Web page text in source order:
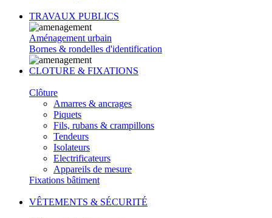
TRAVAUX PUBLICS
Aménagement urbain
Bornes & rondelles d'identification
CLOTURE & FIXATIONS
Clôture
Amarres & ancrages
Piquets
Fils, rubans & crampillons
Tendeurs
Isolateurs
Electrificateurs
Appareils de mesure
Fixations bâtiment
VÊTEMENTS & SÉCURITÉ